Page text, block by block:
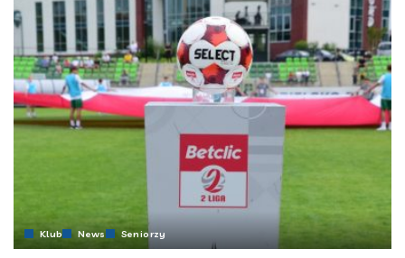
Klub News Seniorzy